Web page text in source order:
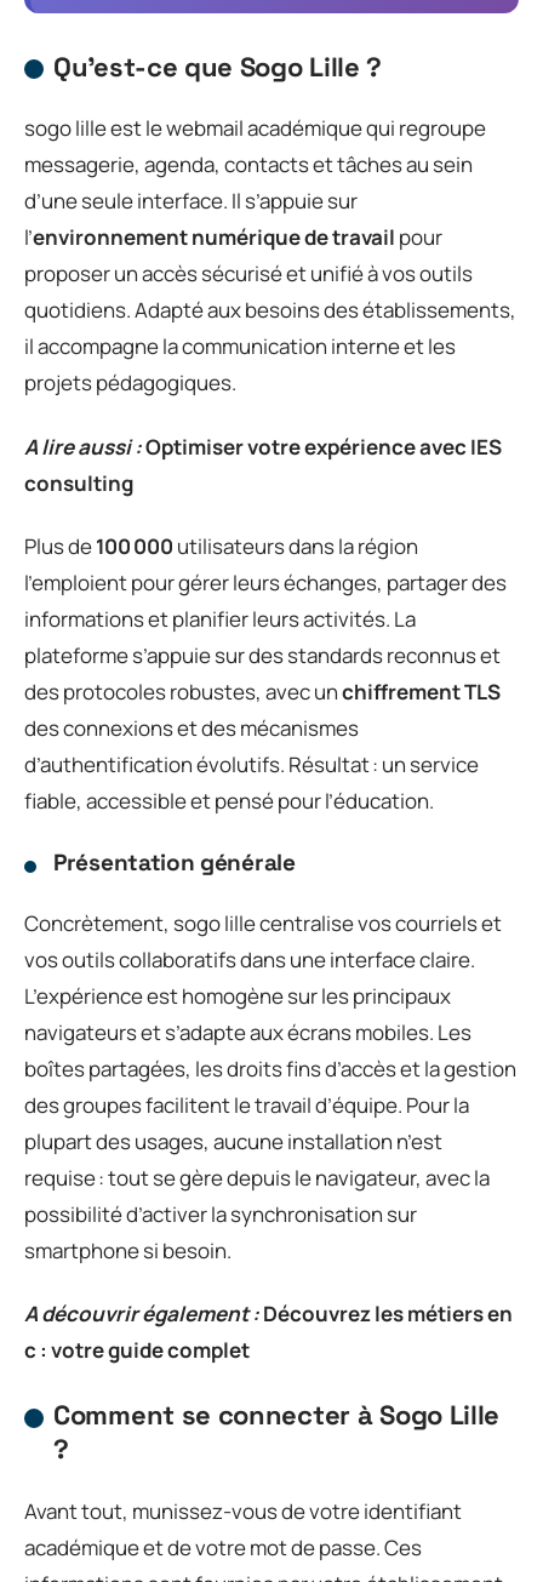
Qu’est-ce que Sogo Lille ?
sogo lille est le webmail académique qui regroupe
messagerie, agenda, contacts et tâches au sein
d’une seule interface. Il s’appuie sur
l’environnement numérique de travail pour
proposer un accès sécurisé et unifié à vos outils
quotidiens. Adapté aux besoins des établissements,
il accompagne la communication interne et les
projets pédagogiques.
A lire aussi :Optimiser votre expérience avec IES
consulting
Plus de100 000 utilisateurs dans la région
l’emploient pour gérer leurs échanges, partager des
informations et planifier leurs activités. La
plateforme s’appuie sur des standards reconnus et
des protocoles robustes, avec unchiffrement TLS
des connexions et des mécanismes
d’authentification évolutifs. Résultat : un service
fiable, accessible et pensé pour l’éducation.
Présentation générale
Concrètement, sogo lille centralise vos courriels et
vos outils collaboratifs dans une interface claire.
L’expérience est homogène sur les principaux
navigateurs et s’adapte aux écrans mobiles. Les
boîtes partagées, les droits fins d’accès et la gestion
des groupes facilitent le travail d’équipe. Pour la
plupart des usages, aucune installation n’est
requise : tout se gère depuis le navigateur, avec la
possibilité d’activer la synchronisation sur
smartphone si besoin.
A découvrir également :Découvrez les métiers en
c : votre guide complet
Comment se connecter à Sogo Lille
?
Avant tout, munissez-vous de votre identifiant
académique et de votre mot de passe. Ces